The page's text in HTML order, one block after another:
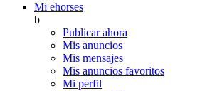
Mi ehorses
b
Publicar ahora
Mis anuncios
Mis mensajes
Mis anuncios favoritos
Mi perfil